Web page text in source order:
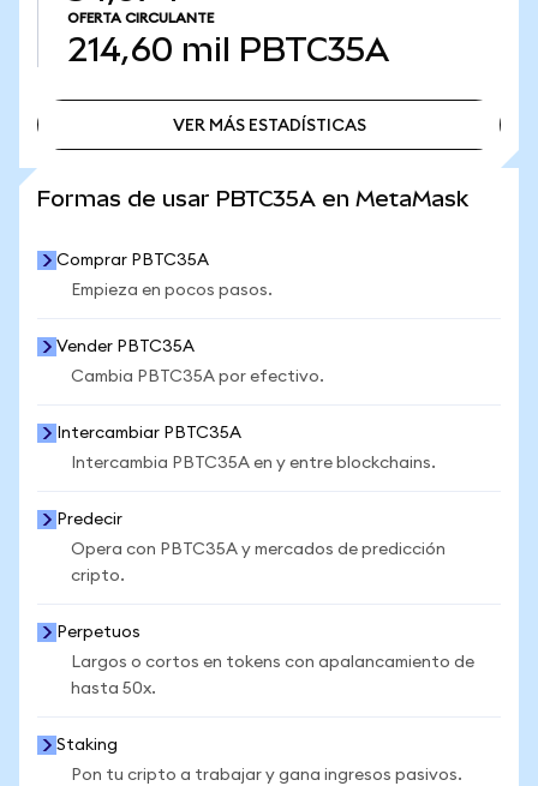
OFERTA CIRCULANTE
214,60 mil PBTC35A
VER MÁS ESTADÍSTICAS
Formas de usar PBTC35A en MetaMask
Comprar PBTC35A
Empieza en pocos pasos.
Vender PBTC35A
Cambia PBTC35A por efectivo.
Intercambiar PBTC35A
Intercambia PBTC35A en y entre blockchains.
Predecir
Opera con PBTC35A y mercados de predicción
cripto.
Perpetuos
Largos o cortos en tokens con apalancamiento de
hasta 50x.
Staking
Pon tu cripto a trabajar y gana ingresos pasivos.